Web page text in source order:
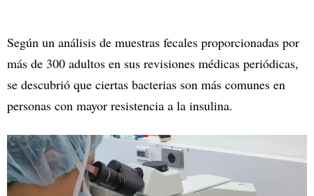
Según un análisis de muestras fecales proporcionadas por
más de 300 adultos en sus revisiones médicas periódicas,
se descubrió que ciertas bacterias son más comunes en
personas con mayor resistencia a la insulina.